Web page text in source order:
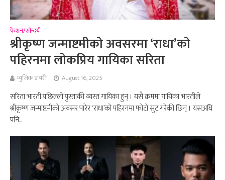
फेशन/सौन्दर्य
श्रीकृष्ण जन्माष्टमीको अवसरमा ‘राधा’को
पहिरनमा लोकप्रिय गायिका सरिता
म्युजिक डायरी August 16, 2025
सरिता भारती पछिल्लो पुस्ताकी व्यस्त गायिका हुन् । यसै क्रममा गायिका भारतीले
श्रीकृष्ण जन्माष्टमीको अवसर पारेर ‘राधा’को पहिरनमा फोटो सुट गरेकी छिन् । यसअघि
पनि...